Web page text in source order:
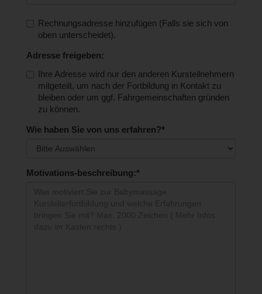
Rechnungsadresse hinzufügen (Falls sie sich von
oben unterscheidet).
Adresse freigeben:
Ihre Adresse wird nur den anderen Kursteilnehmern
mitgeteilt, um nach der Fortbildung in Kontakt zu
bleiben oder um ggf. Fahrgemeinschaften gründen
zu können.
Wie haben Sie von uns erfahren?*
Motivations-beschreibung:*